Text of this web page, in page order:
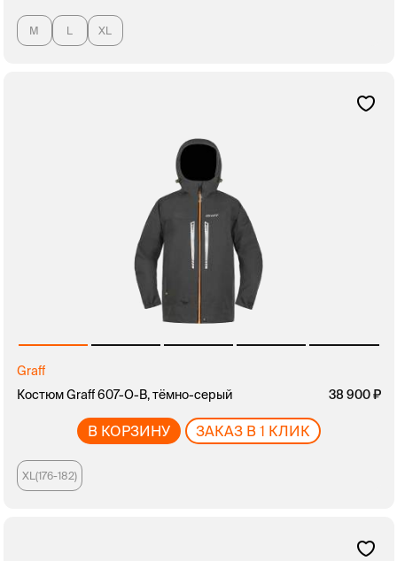
M L XL
Graff
Костюм Graff 607-O-B, тёмно-серый
38 900
В КОРЗИНУ ЗАКАЗ В 1 КЛИК
XL(176-182)